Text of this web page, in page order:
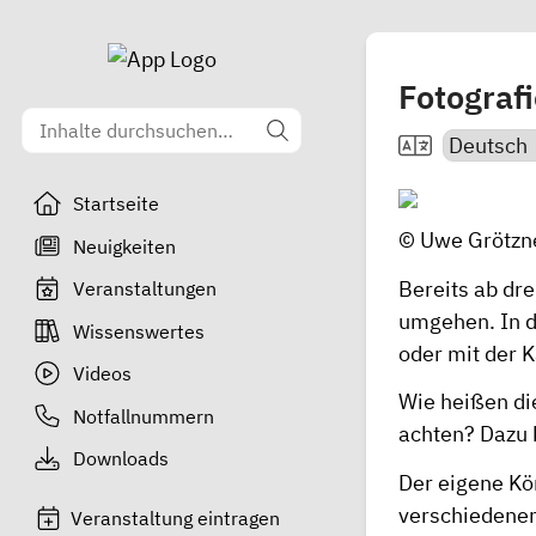
Startseite
Neuigkeiten
Veranstaltungen
Wissenswertes
Videos
Notfallnummern
Downloads
Veranstaltung eintragen
© Uwe
Bereits ab
umgehen. In
oder mit der
Wie heißen
achten?
Der eigene